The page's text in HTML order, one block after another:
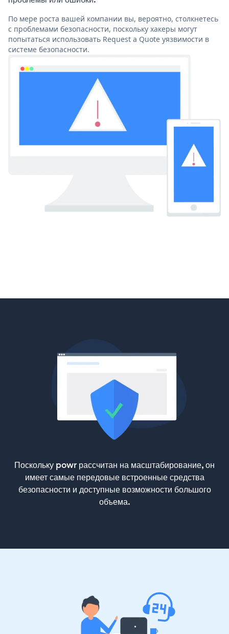
По мере роста вашей компании вы, вероятно, столкнетесь
с проблемами безопасности, поскольку хакеры могут
попытаться использовать Request a Quote уязвимости в
системе безопасности.
Поскольку powr рассчитан на масштабирование, он
имеет самые передовые встроенные средства
безопасности и доступные возможности большого
объема.